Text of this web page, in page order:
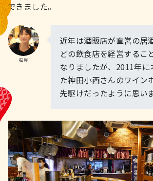
できました。
塩見
近年は酒販店が直営の居
どの飲食店を経営するこ
なりましたが、2011年に
た神田小西さんのワイン
先駆けだったように思い